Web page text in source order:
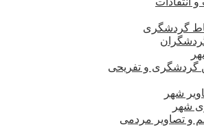
گردشگری
گردشگری و تفریحی
شهر
شهر
و تصاویر مردمی